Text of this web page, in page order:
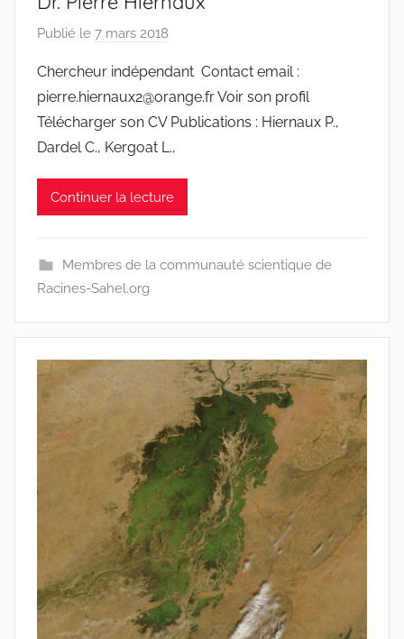
Publié le 7 mars 2018
r
r
a
c
n
e
-
Chercheur indépendant Contact email :
pierre.hiernaux2@orange.fr Voir son profil
Télécharger son CV Publications : Hiernaux P.,
Dardel C., Kergoat L.,
Continuer la lecture
Membres de la communauté scientique de
Racines-Sahel.org